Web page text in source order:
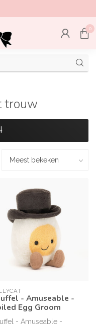
0
trouw
- Amuseable -
Egg Groom
- Amuseable -